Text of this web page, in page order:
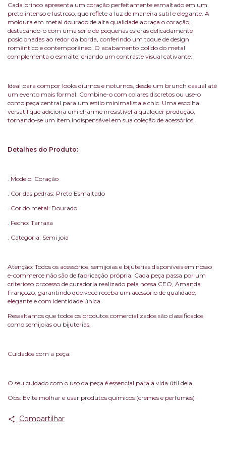
Cada brinco apresenta um coração perfeitamente esmaltado em um
preto intenso e lustroso, que reflete a luz de maneira sutil e elegante. A
moldura em metal dourado de alta qualidade abraça o coração,
destacando-o com uma série de pequenas esferas delicadamente
posicionadas ao redor da borda, conferindo um toque de design
romântico e contemporâneo. O acabamento polido do metal
complementa o esmalte, criando um contraste visual cativante.
Ideal para compor looks diurnos e noturnos, desde um brunch casual até
um evento mais formal. Combine-o com colares discretos ou use-o
como peça central para um estilo minimalista e chic. Uma escolha
versátil que adiciona um charme irresistível a qualquer produção,
tornando-se um item indispensável em sua coleção de acessórios.
Detalhes do Produto:
. Modelo: Coração
. Cor das pedras: Preto Esmaltado
. Cor do metal: Dourado
. Fecho: Tarraxa
. Categoria: Semi joia
Atenção: Todos os acessórios, semijoias e bijuterias disponíveis em nosso
e-commerce não são de fabricação própria. Cada peça passa por um
criterioso processo de curadoria realizado pela nossa CEO, Amanda
Françozo, garantindo que você receba um acessório de qualidade,
elegante e com identidade única.
Ressaltamos que todos os produtos comercializados são classificados
como semijoias ou bijuterias.
Cuidados com a peça:
O seu cuidado com o uso da peça é essencial para a vida útil dela.
Obs: Evite molhar e usar produtos químicos (cremes e perfumes)
Compartilhar